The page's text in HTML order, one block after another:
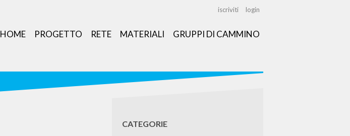
iscriviti login
HOME PROGETTO RETE MATERIALI GRUPPI DI CAMMINO
CATEGORIE